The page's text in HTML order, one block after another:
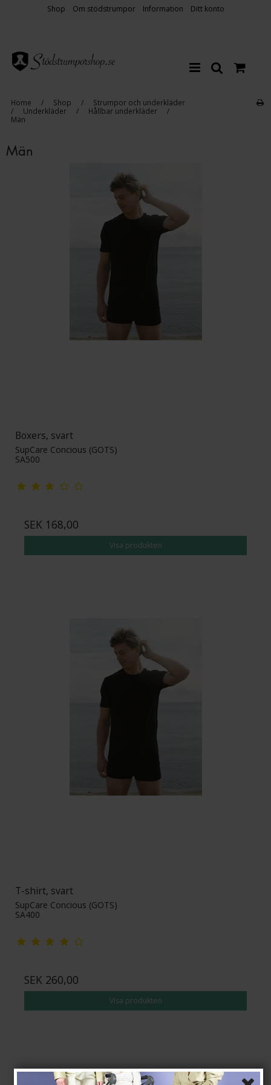
Shop Om stödstrumpor Information Ditt konto
Home / Shop /
Strumpor och underkläder
/
Underkläder / Hållbar underkläder
/
Män
Män
Boxers, svart
SupCare Concious (GOTS)
SA500
SEK 168,00
Visa produkten
T-shirt, svart
SupCare Concious (GOTS)
SA400
SEK 260,00
Visa produkten